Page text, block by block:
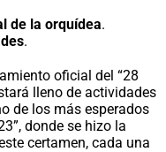
de la orquídea.
.
oficial del “28
lleno de actividades
de los más esperados
donde se hizo la
certamen, cada una